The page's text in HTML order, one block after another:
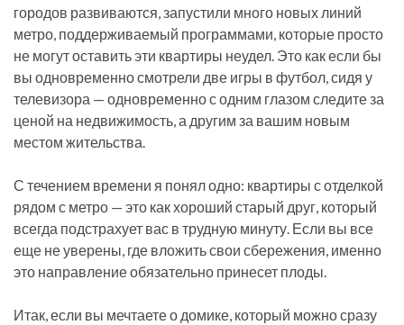
городов развиваются, запустили много новых линий
метро, поддерживаемый программами, которые просто
не могут оставить эти квартиры неудел. Это как если бы
вы одновременно смотрели две игры в футбол, сидя у
телевизора — одновременно с одним глазом следите за
ценой на недвижимость, а другим за вашим новым
местом жительства.
С течением времени я понял одно: квартиры с отделкой
рядом с метро — это как хороший старый друг, который
всегда подстрахует вас в трудную минуту. Если вы все
еще не уверены, где вложить свои сбережения, именно
это направление обязательно принесет плоды.
Итак, если вы мечтаете о домике, который можно сразу